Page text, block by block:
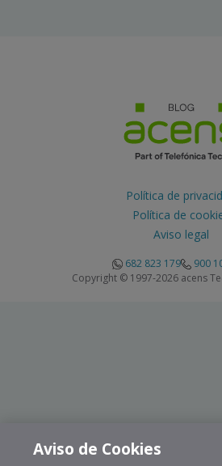
Política de
Política de
Aviso legal
682 823 179
900
Copyright © 1997-2026 acens
Aviso de Cookies